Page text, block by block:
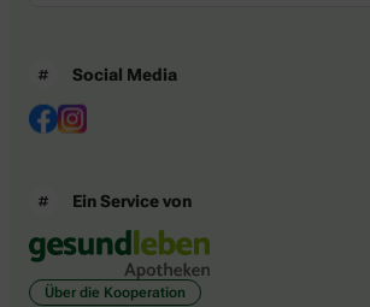
Social Media
Ein Service von
Über die Kooperation